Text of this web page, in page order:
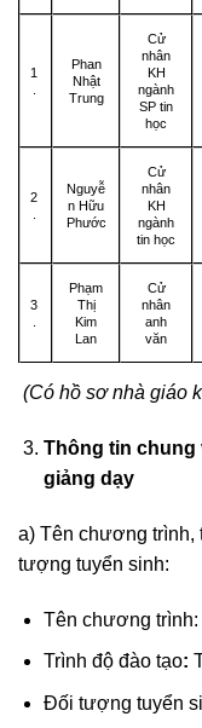
1
Phan
Nhật
Trung
Cử
nhân
KH
ngành
SP tin
học
2
Nguyễ
n Hữu
Phước
Cử
nhân
KH
ngành
tin học
3
Phạm
Thị
Kim
Lan
Cử
nhân
anh
văn
(Có hồ sơ nhà giáo
Thông tin chung
giảng dạy
a) Tên chương trình,
tượng tuyển sinh:
Tên chương trình:
Trình độ đào tạo:
Đối tượng tuyển